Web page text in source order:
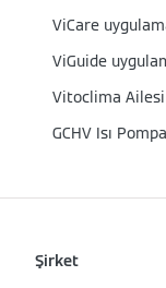
ViCare
ViGuide
Vitoclima Ailesi
GCHV Isı
Şirket